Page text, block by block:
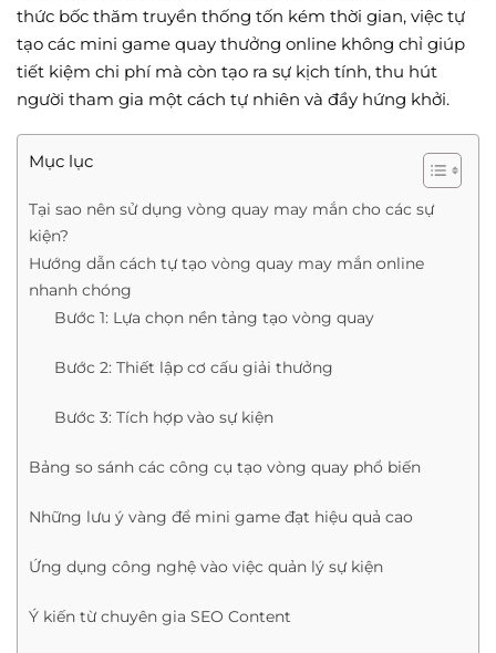
thức bốc thăm truyền thống tốn kém thời gian, việc tự
tạo các mini game quay thưởng online không chỉ giúp
tiết kiệm chi phí mà còn tạo ra sự kịch tính, thu hút
người tham gia một cách tự nhiên và đầy hứng khởi.
Mục lục
Tại sao nên sử dụng vòng quay may mắn cho các sự
kiện?
Hướng dẫn cách tự tạo vòng quay may mắn online
nhanh chóng
Bước 1: Lựa chọn nền tảng tạo vòng quay
Bước 2: Thiết lập cơ cấu giải thưởng
Bước 3: Tích hợp vào sự kiện
Bảng so sánh các công cụ tạo vòng quay phổ biến
Những lưu ý vàng để mini game đạt hiệu quả cao
Ứng dụng công nghệ vào việc quản lý sự kiện
Ý kiến từ chuyên gia SEO Content